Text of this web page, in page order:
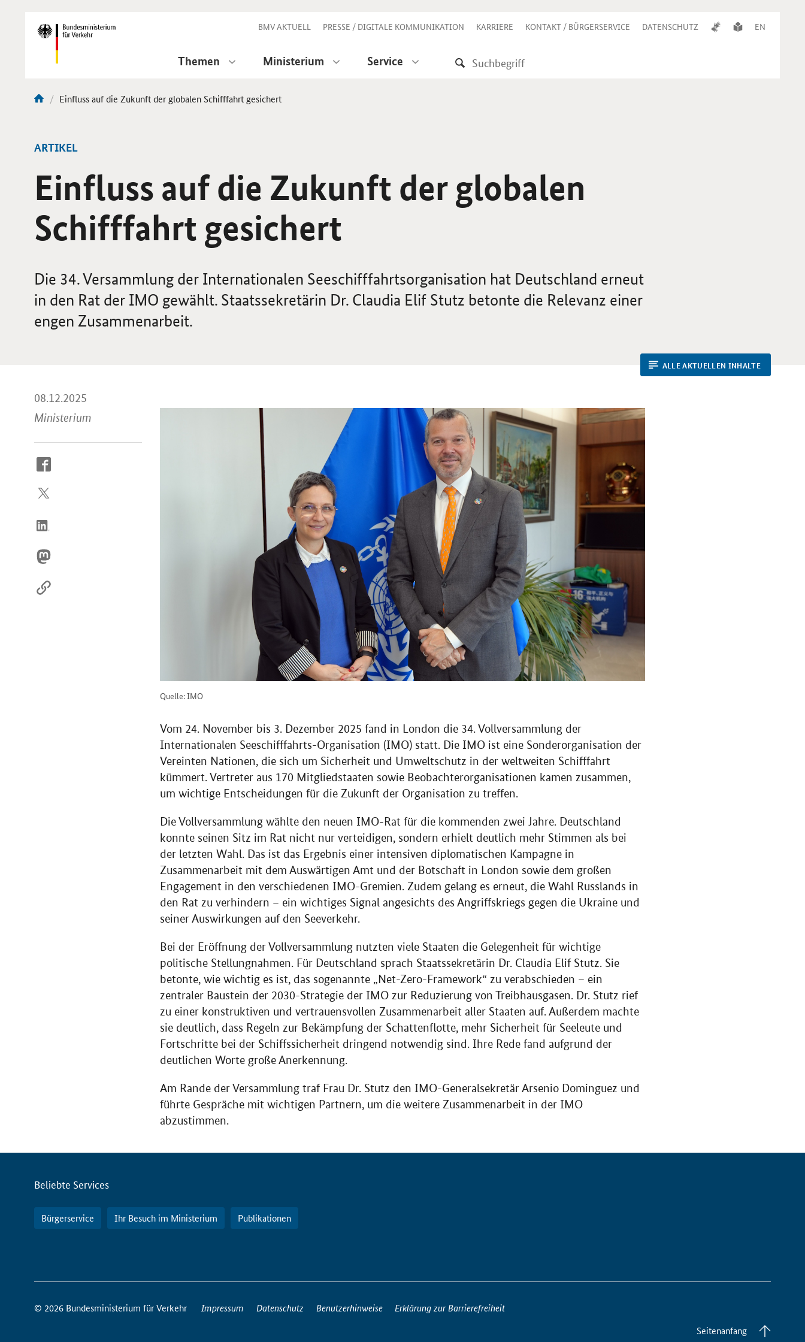
Navigation BMV AKTUELL PRESSE / DIGITALE KOMMUNIKATION KARRIERE KONTAKT / BÜRGERSERVICE DATENSCHUTZ EN
Themen Ministerium Service
Aktuelle
Einfluss auf die Zukunft der globalen Schifffahrt gesichert
ARTIKEL
Einfluss auf die Zukunft der globalen
Schifffahrt gesichert
Die 34. Versammlung der Internationalen Seeschifffahrtsorganisation hat Deutschland erneut
in den Rat der IMO gewählt. Staatssekretärin Dr. Claudia Elif Stutz betonte die Relevanz einer
engen Zusammenarbeit.
ALLE AKTUELLEN INHALTE
08.12.2025
Ministerium
So
Sie
Internet
Quelle: IMO
Vom 24. November bis 3. Dezember 2025 fand in London die 34. Vollversammlung der
Internationalen Seeschifffahrts-Organisation (IMO) statt. Die IMO ist eine Sonderorganisation der
Vereinten Nationen, die sich um Sicherheit und Umweltschutz in der weltweiten Schifffahrt
kümmert. Vertreter aus 170 Mitgliedstaaten sowie Beobachterorganisationen kamen zusammen,
um wichtige Entscheidungen für die Zukunft der Organisation zu treffen.
Die Vollversammlung wählte den neuen IMO-Rat für die kommenden zwei Jahre. Deutschland
konnte seinen Sitz im Rat nicht nur verteidigen, sondern erhielt deutlich mehr Stimmen als bei
der letzten Wahl. Das ist das Ergebnis einer intensiven diplomatischen Kampagne in
Zusammenarbeit mit dem Auswärtigen Amt und der Botschaft in London sowie dem großen
Engagement in den verschiedenen IMO-Gremien. Zudem gelang es erneut, die Wahl Russlands in
den Rat zu verhindern – ein wichtiges Signal angesichts des Angriffskriegs gegen die Ukraine und
seiner Auswirkungen auf den Seeverkehr.
Bei der Eröffnung der Vollversammlung nutzten viele Staaten die Gelegenheit für wichtige
politische Stellungnahmen. Für Deutschland sprach Staatssekretärin Dr. Claudia Elif Stutz. Sie
betonte, wie wichtig es ist, das sogenannte „Net-Zero-Framework“ zu verabschieden – ein
zentraler Baustein der 2030-Strategie der IMO zur Reduzierung von Treibhausgasen. Dr. Stutz rief
zu einer konstruktiven und vertrauensvollen Zusammenarbeit aller Staaten auf. Außerdem machte
sie deutlich, dass Regeln zur Bekämpfung der Schattenflotte, mehr Sicherheit für Seeleute und
Fortschritte bei der Schiffssicherheit dringend notwendig sind. Ihre Rede fand aufgrund der
deutlichen Worte große Anerkennung.
Am Rande der Versammlung traf Frau Dr. Stutz den IMO-Generalsekretär Arsenio Dominguez und
führte Gespräche mit wichtigen Partnern, um die weitere Zusammenarbeit in der IMO
abzustimmen.
Servicemenü
Beliebte Services
Bürgerservice Ihr Besuch im Ministerium Publikationen
So
erreichen
Sie
© 2026 Bundesministerium für Verkehr Impressum Datenschutz Benutzerhinweise
Erklärung zur Barrierefreiheit
Seitenanfang